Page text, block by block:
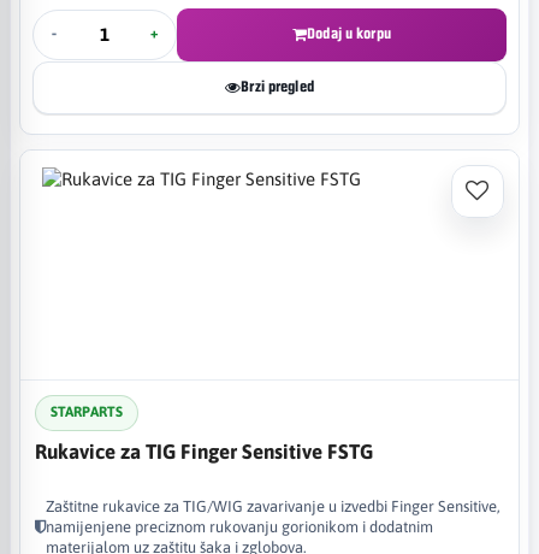
- + Dodaj u korpu
Brzi pregled
STARPARTS
Rukavice za TIG Finger Sensitive FSTG
Zaštitne rukavice za TIG/WIG zavarivanje u izvedbi Finger Sensitive,
namijenjene preciznom rukovanju gorionikom i dodatnim
materijalom uz zaštitu šaka i zglobova.